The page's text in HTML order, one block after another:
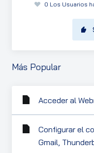
0 Los Usuarios
Más Popular
Acceder al
Configurar el
Gmail,